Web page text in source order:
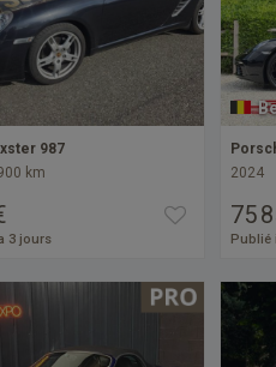
987
km
3 jours
2024
75
Publié